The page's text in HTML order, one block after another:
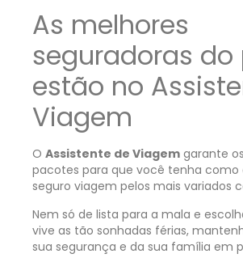
As melhores
seguradoras do
estão no
Viagem
O Assistente de Viagem garante
pacotes para que você tenha como
seguro viagem pelos mais variados
Nem só de lista para a mala e
vive as tão sonhadas férias,
sua segurança e da sua família em